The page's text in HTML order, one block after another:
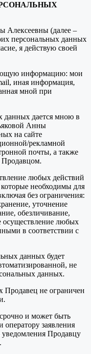
Алексеевны (далее –
персональных данных
я действую своей
информацию: мои
иная информация,
мной при
данных дается мною в
Анны
на сайте
рекламной
почты, а также
Продавцом.
любых действий
необходимы для
без ограничения:
уточнение
обезличивание,
осуществление любых
в соответствии с
данных будет
не
данных.
Продавец не ограничен
и может быть
оператору заявления
уведомления Продавцу